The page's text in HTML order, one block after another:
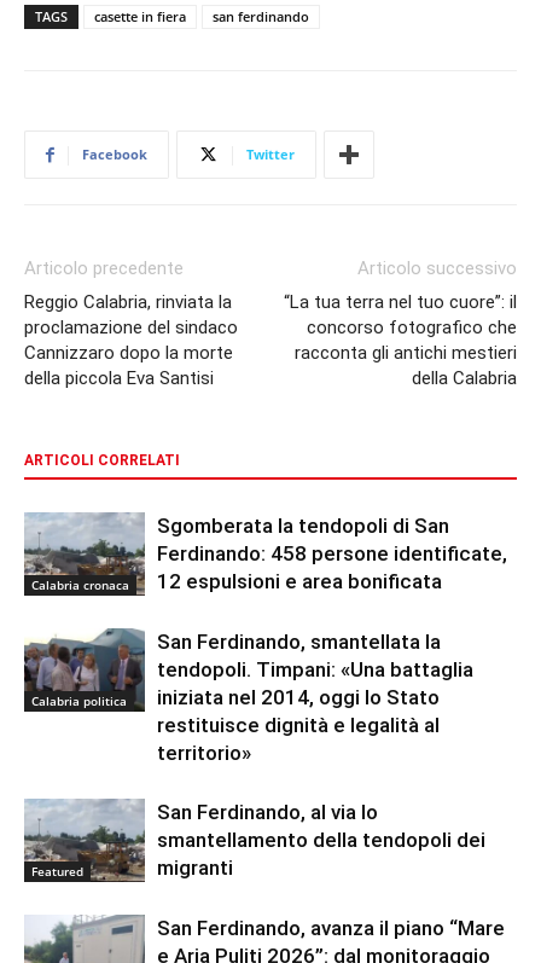
TAGS casette in fiera san ferdinando
Facebook Twitter
Articolo precedente
Reggio Calabria, rinviata la
proclamazione del sindaco
Cannizzaro dopo la morte
della piccola Eva Santisi
Articolo successivo
“La tua terra nel tuo cuore”: il
concorso fotografico che
racconta gli antichi mestieri
della Calabria
ARTICOLI CORRELATI
Calabria cronaca
Sgomberata la tendopoli di San
Ferdinando: 458 persone identificate,
12 espulsioni e area bonificata
Calabria politica
San Ferdinando, smantellata la
tendopoli. Timpani: «Una battaglia
iniziata nel 2014, oggi lo Stato
restituisce dignità e legalità al
territorio»
Featured
San Ferdinando, al via lo
smantellamento della tendopoli dei
migranti
San Ferdinando, avanza il piano “Mare
e Aria Puliti 2026”: dal monitoraggio